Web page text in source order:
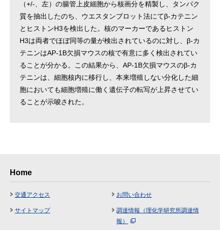
（+/-、左）の腸管上皮細胞から核画分を精製し、タンパク
質を抽出したのち、ウエスタンブロット法にてβ-カテニン
とヒストンH3を検出した。核のマーカーであるヒストン
H3は両者でほぼ同等の量が検出されているのに対し、β-カ
テニンはAP-1B欠損マウスの核で有意に多く検出されてい
ることが分かる。この結果から、AP-1B欠損マウスのβ-カ
テニンは、細胞核内に移行し、本来増殖しない分化した細
胞においても細胞増殖に働く遺伝子の転写が上昇させてい
ることが示唆された。
Home
交通アクセス お問い合わせ
サイトマップ
調達情報（理化学研究所調達情
報）